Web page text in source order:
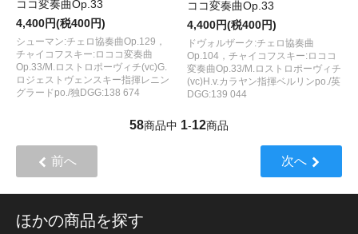
ココ変奏曲Op.33
4,400円(税400円)
シューマン:チェロ協奏曲Op.129，
チャイコフスキー:ロココ変奏曲
Op.33/M.ロストロポーヴィチ(vc)G.
ロジェストヴェンスキー指揮レニン
グラードpo./独DGG:138 674
ココ変奏曲Op.33
4,400円(税400円)
ドヴォルザーク:チェロ協奏曲
Op.104，チャイコフスキー:ロココ
変奏曲Op.33/M.ロストロポーヴィチ
(vc)H.v.カラヤン指揮ベルリンpo./英
DGG:139 044
58商品中 1-12商品
前へ 次へ
ほかの商品を探す